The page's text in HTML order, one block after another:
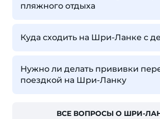
пляжного отдыха
Куда сходить на Шри-Ланке с
Нужно ли делать прививки
поездкой на Шри-Ланку
ВСЕ ВОПРОСЫ О ШРИ-